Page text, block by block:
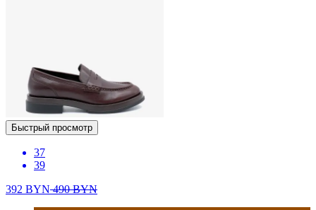
Быстрый просмотр
37
39
392 BYN490BYN